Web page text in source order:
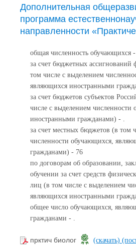
Дополнительная
программа
направленности
общая численность обучающихся
за счет бюджетных ассигнований
том числе с выделением
являющихся иностранными
за счет бюджетов субъектов
числе с выделением
иностранными гражданами) - .
за счет местных бюджетов (в том
численности обучающихся,
гражданами) - 76
по договорам об образовании,
обучении за счет средств
лиц (в том числе с выделением
являющихся иностранными
общее число обучающихся,
гражданами - .
прктич биолог (скачать)